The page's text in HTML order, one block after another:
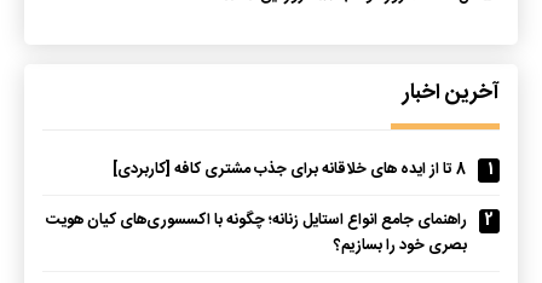
آخرین اخبار
1
8 تا از ایده های خلاقانه برای جذب مشتری کافه [کاربردی]
2
راهنمای جامع انواع استایل زنانه؛ چگونه با اکسسوری‌های کیان هویت
بصری خود را بسازیم؟